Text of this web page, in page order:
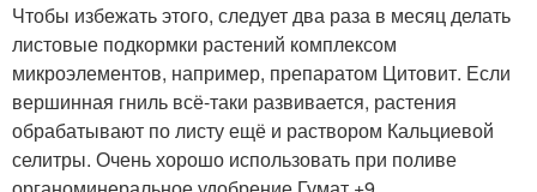
Чтобы избежать этого, следует два раза в месяц делать
листо­вые подкормки растений ком­плексом
микроэлементов, на­пример, препаратом Цитовит. Если
вершинная гниль всё-таки развивается, расте­ния
обрабатывают по листу ещё и раствором Кальцие­вой
селитры. Очень хорошо использовать при поливе